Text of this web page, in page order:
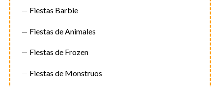
Fiestas Barbie
Fiestas de Animales
Fiestas de Frozen
Fiestas de Monstruos